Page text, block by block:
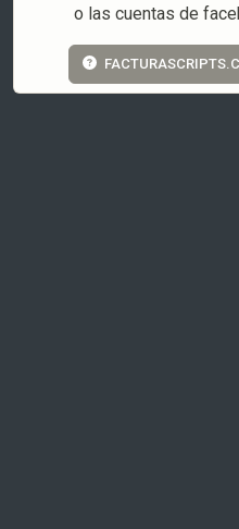
o las cuentas de